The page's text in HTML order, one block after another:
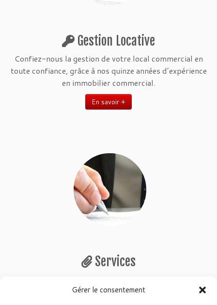
Gérer le consentement
Gestion Locative
Confiez-nous la gestion de votre local commercial en
toute confiance, grâce à nos quinze années d’expérience
en immobilier commercial.
En savoir +
Services
Sabine REMY et son équipe vous proposent un
accompagnement juridique, afin de toujours mieux